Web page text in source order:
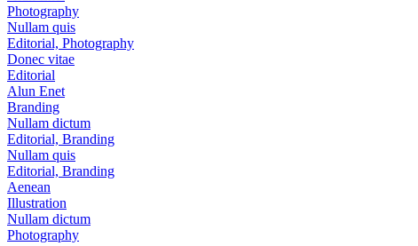
Photography
Nullam quis
Editorial, Photography
Donec vitae
Editorial
Alun Enet
Branding
Nullam dictum
Editorial, Branding
Nullam quis
Editorial, Branding
Aenean
Illustration
Nullam dictum
Photography